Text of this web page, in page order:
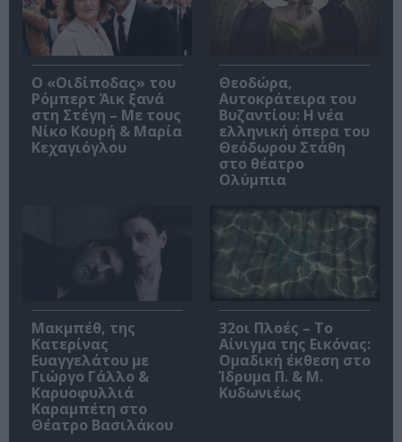
O «Οιδίποδας» του
Ρόμπερτ Άικ ξανά
στη Στέγη – Με τους
Νίκο Κουρή & Μαρία
Κεχαγιόγλου
Θεοδώρα,
Αυτοκράτειρα του
Βυζαντίου: Η νέα
ελληνική όπερα του
Θεόδωρου Στάθη
στο θέατρο
Ολύμπια
Μακμπέθ, της
Κατερίνας
Ευαγγελάτου με
Γιώργο Γάλλο &
Καρυοφυλλιά
Καραμπέτη στο
Θέατρο Βασιλάκου
32οι Πλοές – Το
Αίνιγμα της Εικόνας:
Ομαδική έκθεση στο
Ίδρυμα Π. & Μ.
Κυδωνιέως